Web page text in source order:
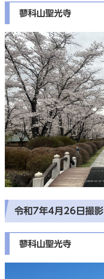
蓼科山聖光寺
令和7年4月26日撮影
蓼科山聖光寺